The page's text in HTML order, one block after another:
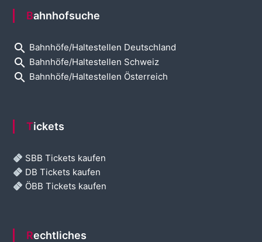
Bahnhofsuche
search Bahnhöfe/Haltestellen Deutschland
search Bahnhöfe/Haltestellen Schweiz
search Bahnhöfe/Haltestellen Österreich
Tickets
SBB Tickets kaufen
DB Tickets kaufen
ÖBB Tickets kaufen
Rechtliches